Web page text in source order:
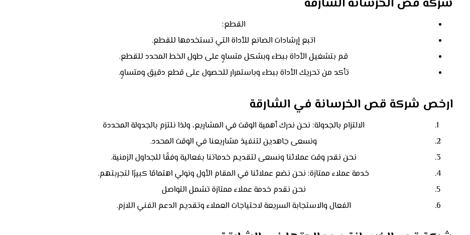
شركه قص الخرسانة الشارقة
القطع:
اتبع إرشادات الصانع للأداة التي تستخدمها للقطع.
قم بتشغيل الأداة ببطء وبشكل متساوٍ على طول الخط المحدد للقطع.
تأكد من تحريك الأداة ببطء وباستمرار للحصول على قطع دقيق ومتساوٍ.
ارخص شركة قص الخرسانة في الشارقة
الالتزام بالجدولة: نحن ندرك أهمية الوقت في المشاريع، ولذا نلتزم بالجدولة المحددة
ونسعى جاهدين لتنفيذ مشاريعنا في الوقت المحدد.
نحن نقدر وقت عملائنا ونسعى لتقديم خدماتنا بفعالية وفقًا للجداول الزمنية.
خدمة عملاء ممتازة: نحن نضع عملائنا في المقام الأول ونولي اهتمامًا كبيرًا لتجربتهم.
نحن نقدم خدمة عملاء ممتازة تشمل التواصل
الفعال والاستجابة السريعة لاحتياجات العملاء وتقديم الدعم الفني اللازم.